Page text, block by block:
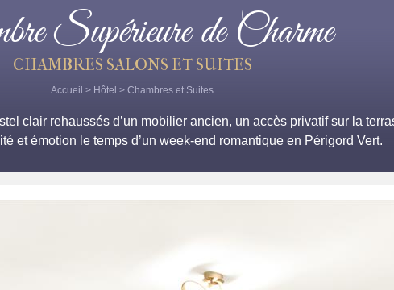
Supérieure de Charme
CHAMBRES SALONS ET SUITES
Accueil > Hôtel > Chambres et Suites
clair rehaussés d’un mobilier ancien, un accès privatif sur la
et émotion le temps d’un week-end romantique en Périgord Vert.